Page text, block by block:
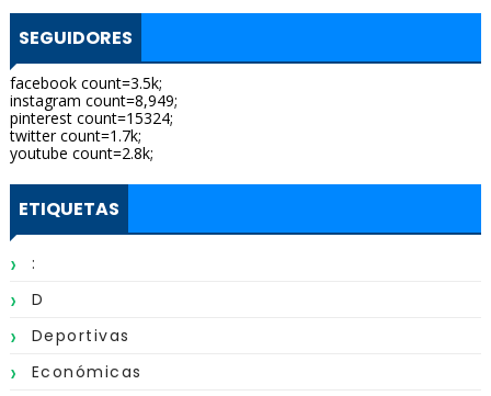
SEGUIDORES
facebook count=3.5k;
instagram count=8,949;
pinterest count=15324;
twitter count=1.7k;
youtube count=2.8k;
ETIQUETAS
:
D
Deportivas
Económicas